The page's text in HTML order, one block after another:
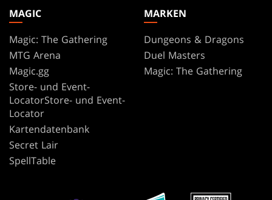
MAGIC
Magic: The Gathering
MTG Arena
Magic.gg
Store- und Event-
LocatorStore- und Event-
Locator
Kartendatenbank
Secret Lair
SpellTable
MARKEN
Dungeons & Dragons
Duel Masters
Magic: The Gathering